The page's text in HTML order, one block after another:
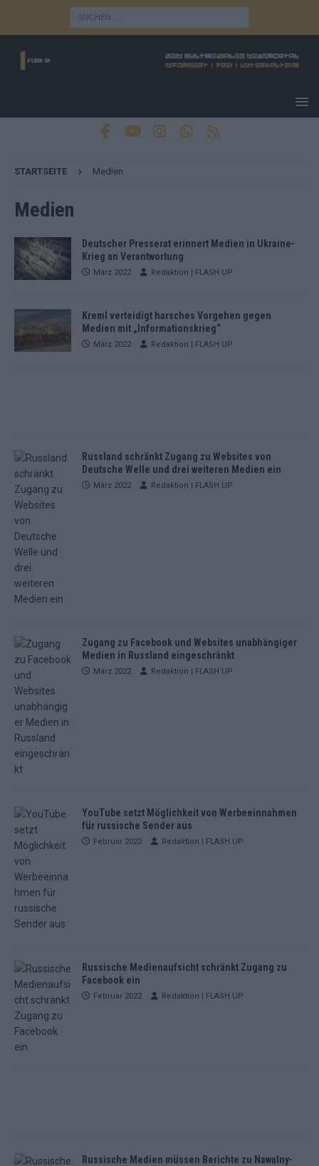
STARTSEITE Medien
Medien
Deutscher Presserat erinnert Medien in Ukraine-
Krieg an Verantwortung
März 2022 Redaktion | FLASH UP
Kreml verteidigt harsches Vorgehen gegen
Medien mit „Informationskrieg“
März 2022 Redaktion | FLASH UP
Russland schränkt Zugang zu Websites von
Deutsche Welle und drei weiteren Medien ein
März 2022 Redaktion | FLASH UP
Zugang zu Facebook und Websites unabhängiger
Medien in Russland eingeschränkt
März 2022 Redaktion | FLASH UP
YouTube setzt Möglichkeit von Werbeeinnahmen
für russische Sender aus
Februar 2022 Redaktion | FLASH UP
Russische Medienaufsicht schränkt Zugang zu
Facebook ein
Februar 2022 Redaktion | FLASH UP
Russische Medien müssen Berichte zu Nawalny-